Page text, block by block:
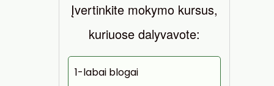
Įvertinkite mokymo kursus,
kuriuose dalyvavote:
1-labai blogai